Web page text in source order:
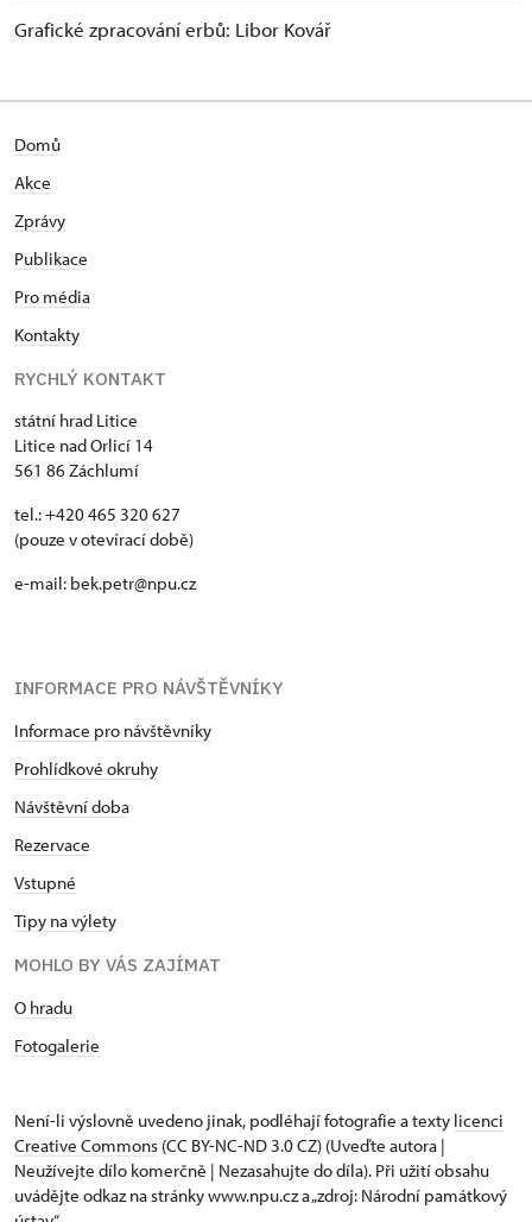
Grafické zpracování erbů: Libor Kovář
Domů
Akce
Zprávy
Publikace
Pro média
Kontakty
RYCHLÝ KONTAKT
státní hrad Litice
Litice nad Orlicí 14
561 86 Záchlumí
tel.: +420 465 320 627
(pouze v otevírací době)
e-mail: bek.petr@npu.cz
INFORMACE PRO NÁVŠTĚVNÍKY
Informace pro návštěvníky
Prohlídkové okruhy
Návštěvní doba
Rezervace
Vstupné
Tipy na výlety
MOHLO BY VÁS ZAJÍMAT
O hradu
Fotogalerie
Není-li výslovně uvedeno jinak, podléhají fotografie a texty licenci
Creative Commons (CC BY-NC-ND 3.0 CZ) (Uveďte autora |
Neužívejte dílo komerčně | Nezasahujte do díla). Při užití obsahu
uvádějte odkaz na stránky www.npu.cz a „zdroj: Národní památkový